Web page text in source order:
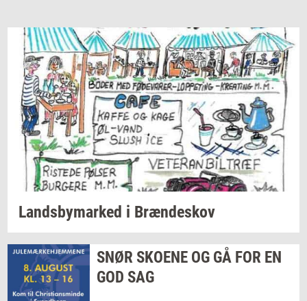
Lands­by­mar­ked i Bræn­de­skov
SNØR SKO­E­NE OG GÅ FOR EN
GOD SAG